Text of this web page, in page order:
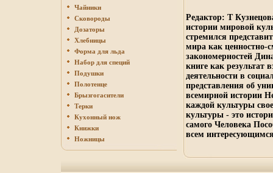
Чайники
Сковороды
Дозаторы
Хлебницы
Форма для льда
Набор для специй
Подушки
Полотенце
Брызгогасители
Терки
Кухонный нож
Книжки
Ножницы
Редактор: Т
истории мировой
стремился
мира как ценностно-
закономерностей
книге как результат
деятельности в
представления об
всемирной истории
каждой культуры
культуры - это
самого Человека
всем